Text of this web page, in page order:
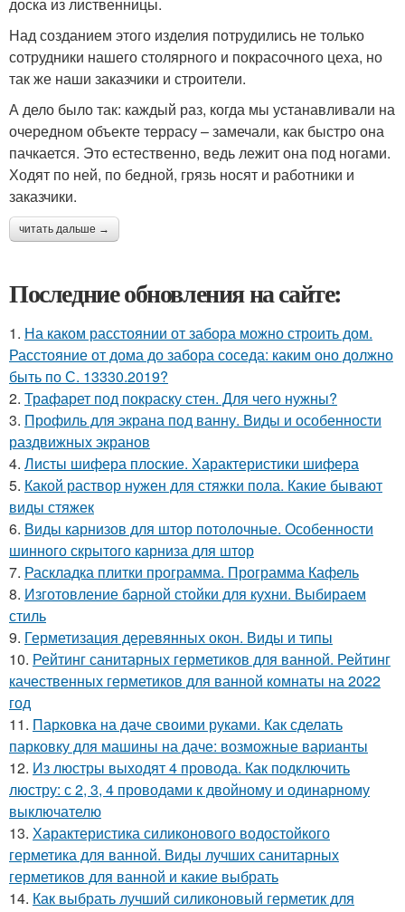
Над созданием этого изделия потрудились не только
сотрудники нашего столярного и покрасочного цеха, но
так же наши заказчики и строители.
А дело было так: каждый раз, когда мы устанавливали на
очередном объекте террасу – замечали, как быстро она
пачкается. Это естественно, ведь лежит она под ногами.
Ходят по ней, по бедной, грязь носят и работники и
заказчики.
читать дальше →
Последние обновления на сайте:
1. На каком расстоянии от забора можно строить дом.
Расстояние от дома до забора соседа: каким оно должно
быть по С. 13330.2019?
2. Трафарет под покраску стен. Для чего нужны?
3. Профиль для экрана под ванну. Виды и особенности
раздвижных экранов
4. Листы шифера плоские. Характеристики шифера
5. Какой раствор нужен для стяжки пола. Какие бывают
виды стяжек
6. Виды карнизов для штор потолочные. Особенности
шинного скрытого карниза для штор
7. Раскладка плитки программа. Программа Кафель
8. Изготовление барной стойки для кухни. Выбираем
стиль
9. Герметизация деревянных окон. Виды и типы
10. Рейтинг санитарных герметиков для ванной. Рейтинг
качественных герметиков для ванной комнаты на 2022
год
11. Парковка на даче своими руками. Как сделать
парковку для машины на даче: возможные варианты
12. Из люстры выходят 4 провода. Как подключить
люстру: с 2, 3, 4 проводами к двойному и одинарному
выключателю
13. Характеристика силиконового водостойкого
герметика для ванной. Виды лучших санитарных
герметиков для ванной и какие выбрать
14. Как выбрать лучший силиконовый герметик для